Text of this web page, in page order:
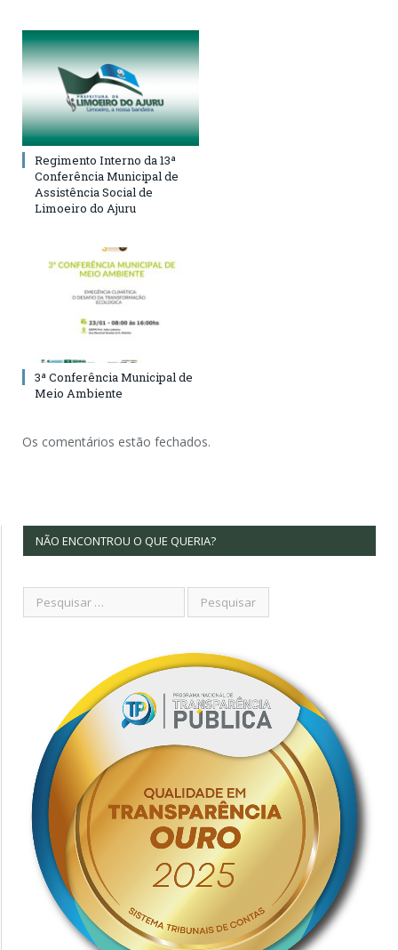
Regimento Interno da 13ª
Conferência Municipal de
Assistência Social de
Limoeiro do Ajuru
3ª Conferência Municipal de
Meio Ambiente
Os comentários estão fechados.
NÃO ENCONTROU O QUE QUERIA?